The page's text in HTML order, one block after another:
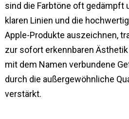
sind die Farbtöne oft gedämpft
klaren Linien und die
Apple-Produkte auszeichnen,
zur sofort erkennbaren Ästhetik
mit dem Namen verbundene
durch die außergewöhnliche
verstärkt.